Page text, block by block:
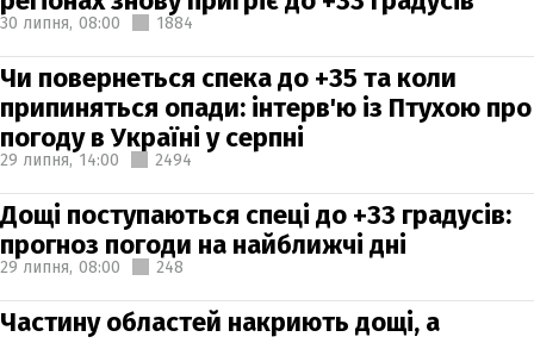
30 липня, 08:00 1884
Чи повернеться спека до +35 та коли
припиняться опади: інтерв'ю із Птухою про
погоду в Україні у серпні
29 липня, 14:00 2494
Дощі поступаються спеці до +33 градусів:
прогноз погоди на найближчі дні
29 липня, 08:00 248
Частину областей накриють дощі, а